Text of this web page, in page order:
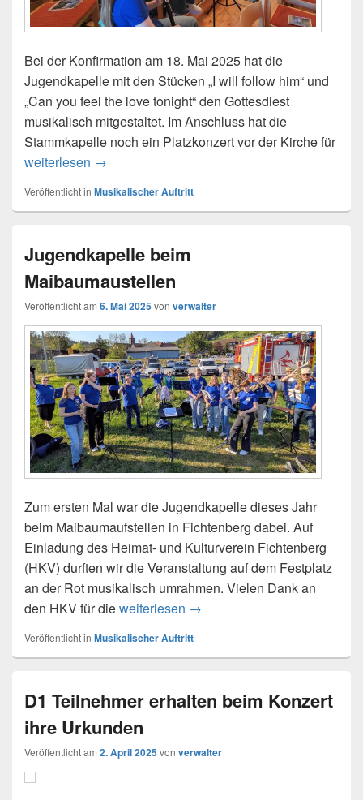
Bei der Konfirmation am 18. Mai 2025 hat die
Jugendkapelle mit den Stücken „I will follow him“ und
„Can you feel the love tonight“ den Gottesdiest
musikalisch mitgestaltet. Im Anschluss hat die
Stammkapelle noch ein Platzkonzert vor der Kirche für
weiterlesen Konfirmation 18. Mai 2025
→
Veröffentlicht in Musikalischer Auftritt
Jugendkapelle beim
Maibaumaustellen
Veröffentlicht am 6. Mai 2025von verwalter
Zum ersten Mal war die Jugendkapelle dieses Jahr
beim Maibaumaufstellen in Fichtenberg dabei. Auf
Einladung des Heimat- und Kulturverein Fichtenberg
(HKV) durften wir die Veranstaltung auf dem Festplatz
an der Rot musikalisch umrahmen. Vielen Dank an
den HKV für dieweiterlesen Jugendkapelle beim
→
Veröffentlicht in Musikalischer Auftritt
D1 Teilnehmer erhalten beim Konzert
ihre Urkunden
Veröffentlicht am 2. April 2025von verwalter